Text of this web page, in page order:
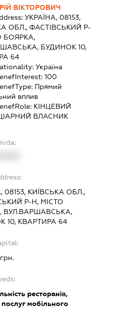
ВІКТОРОВИЧ
УКРАЇНА, 08153,
ОБЛ., ФАСТІВСЬКИЙ Р-
БОЯРКА,
БУДИНОК 10,
64
Україна
100
Прямий
вплив
КІНЦЕВИЙ
ВЛАСНИК
08153, КИЇВСЬКА ОБЛ.,
Р-Н, МІСТО
ВУЛ.ВАРШАВСЬКА,
10, КВАРТИРА 64
ресторанів,
мобільного